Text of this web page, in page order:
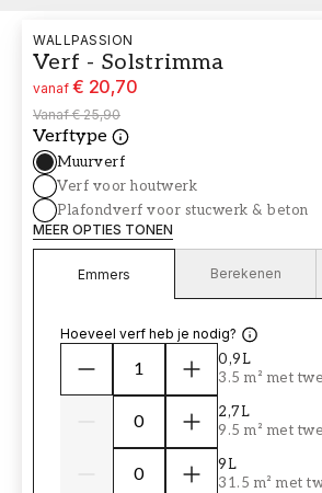
WALLPASSION
Verf - Solstrimma
vanaf € 20,70
Vanaf € 25,90
Verftype
Muurverf
Verf voor houtwerk
Plafondverf voor stucwerk & beton
MEER OPTIES TONEN
Emmers Berekenen
Hoeveel verf heb je nodig?
0,9L
3.5 m² met
2,7L
9.5 m² met
9L
31.5 m² met